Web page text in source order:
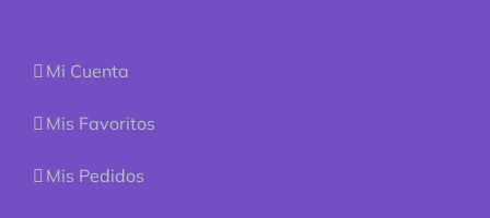
Mi Cuenta
Mis Favoritos
Mis Pedidos